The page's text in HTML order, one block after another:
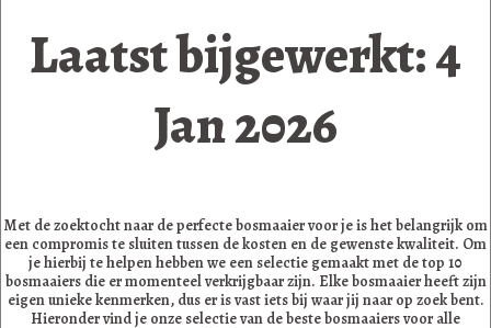
Laatst bijgewerkt: 4
Jan 2026
Met de zoektocht naar de perfecte bosmaaier voor je is het belangrijk om
een compromis te sluiten tussen de kosten en de gewenste kwaliteit. Om
je hierbij te helpen hebben we een selectie gemaakt met de top 10
bosmaaiers die er momenteel verkrijgbaar zijn. Elke bosmaaier heeft zijn
eigen unieke kenmerken, dus er is vast iets bij waar jij naar op zoek bent.
Hieronder vind je onze selectie van de beste bosmaaiers voor alle